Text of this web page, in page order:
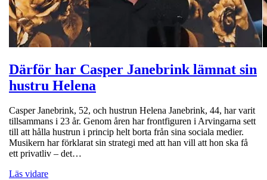
Därför har Casper Janebrink lämnat sin
hustru Helena
Casper Janebrink, 52, och hustrun Helena Janebrink, 44, har varit
tillsammans i 23 år. Genom åren har frontfiguren i Arvingarna sett
till att hålla hustrun i princip helt borta från sina sociala medier.
Musikern har förklarat sin strategi med att han vill att hon ska få
ett privatliv – det…
Läs vidare